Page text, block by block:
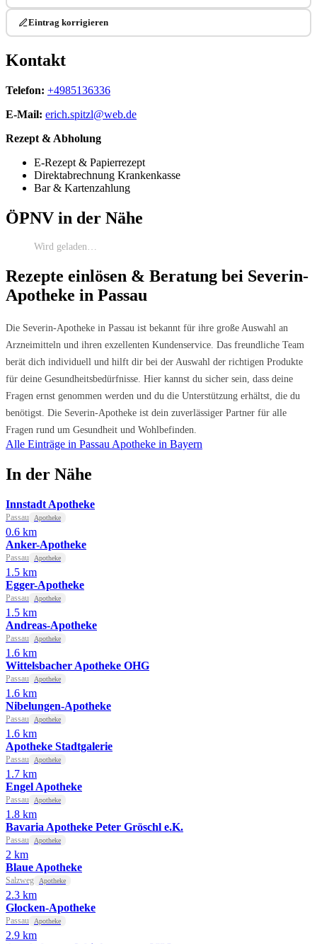
Eintrag korrigieren
Kontakt
Telefon: +4985136336
E-Mail: erich.spitzl@web.de
Rezept & Abholung
E-Rezept & Papierrezept
Direktabrechnung Krankenkasse
Bar & Kartenzahlung
ÖPNV in der Nähe
Wird geladen…
Rezepte einlösen & Beratung bei Severin-
Apotheke in Passau
Die Severin-Apotheke in Passau ist bekannt für ihre große Auswahl an
Arzneimitteln und ihren exzellenten Kundenservice. Das freundliche Team
berät dich individuell und hilft dir bei der Auswahl der richtigen Produkte
für deine Gesundheitsbedürfnisse. Hier kannst du sicher sein, dass deine
Fragen ernst genommen werden und du die Unterstützung erhältst, die du
benötigst. Die Severin-Apotheke ist dein zuverlässiger Partner für alle
Fragen rund um Gesundheit und Wohlbefinden.
Alle Einträge in Passau Apotheke in Bayern
In der Nähe
Innstadt Apotheke
Passau Apotheke
0.6 km
Anker-Apotheke
Passau Apotheke
1.5 km
Egger-Apotheke
Passau Apotheke
1.5 km
Andreas-Apotheke
Passau Apotheke
1.6 km
Wittelsbacher Apotheke OHG
Passau Apotheke
1.6 km
Nibelungen-Apotheke
Passau Apotheke
1.6 km
Apotheke Stadtgalerie
Passau Apotheke
1.7 km
Engel Apotheke
Passau Apotheke
1.8 km
Bavaria Apotheke Peter Gröschl e.K.
Passau Apotheke
2 km
Blaue Apotheke
Salzweg Apotheke
2.3 km
Glocken-Apotheke
Passau Apotheke
2.9 km